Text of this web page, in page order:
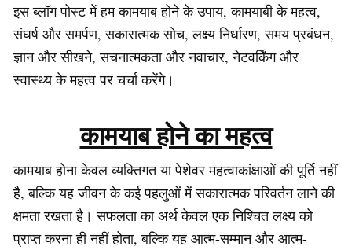
इस ब्लॉग पोस्ट में हम कामयाब होने के उपाय, कामयाबी के महत्व,
संघर्ष और समर्पण, सकारात्मक सोच, लक्ष्य निर्धारण, समय प्रबंधन,
ज्ञान और सीखने, सचनात्मकता और नवाचार, नेटवर्किंग और
स्वास्थ्य के महत्व पर चर्चा करेंगे।
कामयाब होने का महत्व
कामयाब होना केवल व्यक्तिगत या पेशेवर महत्वाकांक्षाओं की पूर्ति नहीं
है, बल्कि यह जीवन के कई पहलुओं में सकारात्मक परिवर्तन लाने की
क्षमता रखता है। सफलता का अर्थ केवल एक निश्चित लक्ष्य को
प्राप्त करना ही नहीं होता, बल्कि यह आत्म-सम्मान और आत्म-